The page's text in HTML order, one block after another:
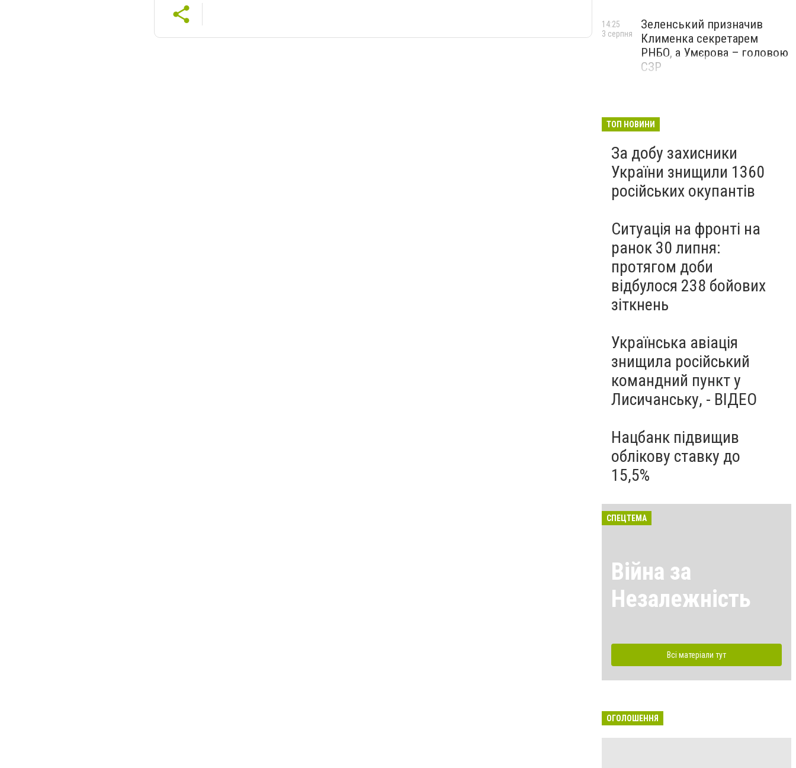
Зеленський призначив
Клименка секретарем
РНБО, а Умєрова – головою
СЗР
14:25
3 серпня
ТОП НОВИНИ
За добу захисники
України знищили 1360
російських окупантів
Ситуація на фронті на
ранок 30 липня:
протягом доби
відбулося 238 бойових
зіткнень
Українська авіація
знищила російський
командний пункт у
Лисичанську, - ВІДЕО
Нацбанк підвищив
облікову ставку до
15,5%
СПЕЦТЕМА
Війна за
Незалежність
Всі матеріали тут
ОГОЛОШЕННЯ